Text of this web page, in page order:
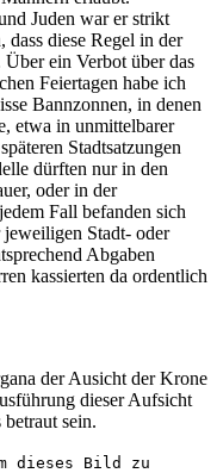
Juden war er strikt
dass diese Regel in der
ein Verbot über das
Feiertagen habe ich
Bannzonnen, in denen
etwa in unmittelbarer
Stadtsatzungen
dürften nur in den
oder in der
Fall befanden sich
Stadt- oder
Abgaben
kassierten da ordentlich
der Ausicht der Krone
dieser Aufsicht
sein.
dieses Bild zu